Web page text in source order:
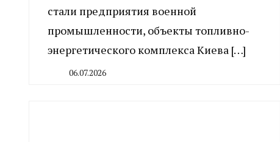
стали предприятия военной
промышленности, объекты топливно-
энергетического комплекса Киева […]
06.07.2026